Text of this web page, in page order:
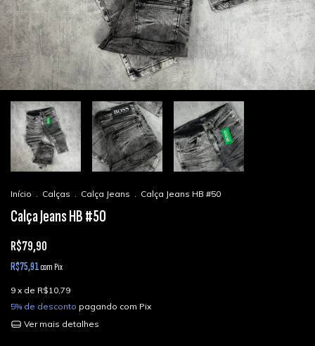
Início . Calças . Calça Jeans . Calça Jeans HB #50
Calça Jeans HB #50
R$79,90
R$75,91com Pix
9 x de R$10,79
5% de desconto pagando com Pix
Ver mais detalhes